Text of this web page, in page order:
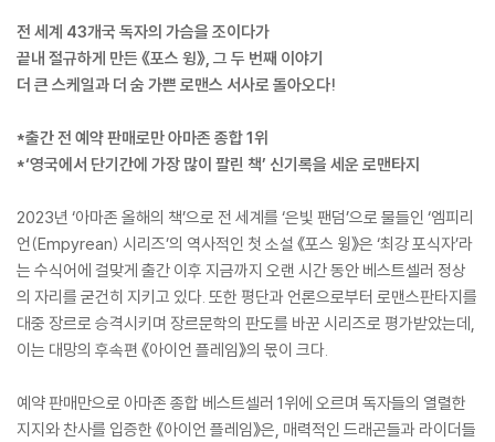
전 세계 43개국 독자의 가슴을 조이다가
끝내 절규하게 만든 《포스 윙》, 그 두 번째 이야기
더 큰 스케일과 더 숨 가쁜 로맨스 서사로 돌아오다!
*출간 전 예약 판매로만 아마존 종합 1위
*‘영국에서 단기간에 가장 많이 팔린 책’ 신기록을 세운 로맨타지
2023년 ‘아마존 올해의 책’으로 전 세계를 ‘은빛 팬덤’으로 물들인 ‘엠피리
언(Empyrean) 시리즈’의 역사적인 첫 소설 《포스 윙》은 ‘최강 포식자’라
는 수식어에 걸맞게 출간 이후 지금까지 오랜 시간 동안 베스트셀러 정상
의 자리를 굳건히 지키고 있다. 또한 평단과 언론으로부터 로맨스판타지를
대중 장르로 승격시키며 장르문학의 판도를 바꾼 시리즈로 평가받았는데,
이는 대망의 후속편 《아이언 플레임》의 몫이 크다.
예약 판매만으로 아마존 종합 베스트셀러 1위에 오르며 독자들의 열렬한
지지와 찬사를 입증한 《아이언 플레임》은, 매력적인 드래곤들과 라이더들